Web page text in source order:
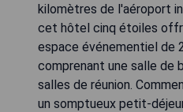
kilomètres de l'aéroport
cet hôtel cinq étoiles
espace événementiel de
comprenant une salle de
salles de réunion.
un somptueux petit-